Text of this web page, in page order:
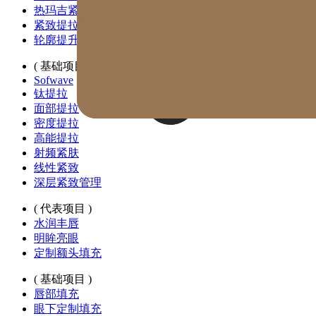
热玛吉紧肤
紧致提拉管理
轮廓提升管理
( 基础项目 )
Sofwave
钛提拉
面部提拉
密度提拉
高能提拉
射频紧肤
线性紧致
深层紧致管理
( 代表项目 )
水润丰唇
明眸亮眼
定制额头填充
( 基础项目 )
唇部填充
眼下定制填充